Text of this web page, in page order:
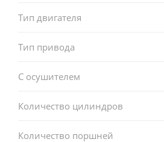
Тип двигателя
Тип привода
С осушителем
Количество цилиндров
Количество поршней